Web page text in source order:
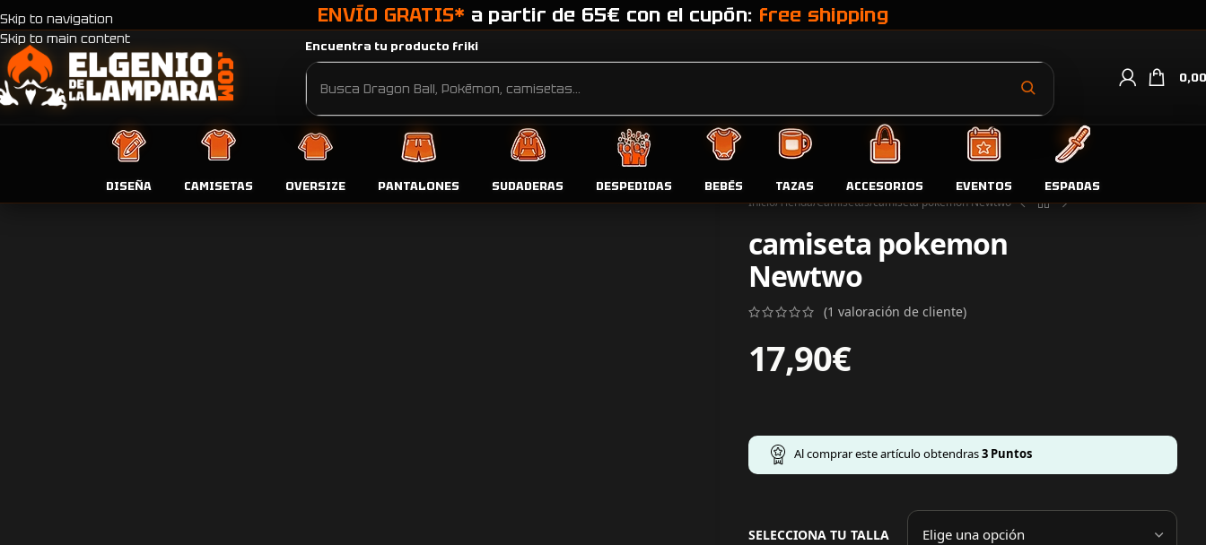
Skip to navigation
Skip to main content
ENVÍO GRATIS* a partir de 65€ con el cupón: free shipping
Encuentra tu producto friki
0,00
DISEÑA CAMISETAS OVERSIZE PANTALONES SUDADERAS DESPEDIDAS BEBÉS TAZAS ACCESORIOS EVENTOS
ESPADAS
Inicio Tienda Camisetas camiseta pokemon Newtwo
camiseta pokemon
Newtwo
(1 valoración de cliente)
17,90€
Al comprar este artículo obtendras3Puntos
SELECCIONA TU TALLA